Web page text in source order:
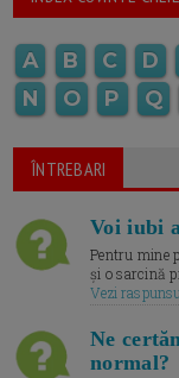
A B C D
N
O P Q
ÎNTREBARI
Voi iubi
Pentru mine
și o sarcină
Vezi
Ne
normal?